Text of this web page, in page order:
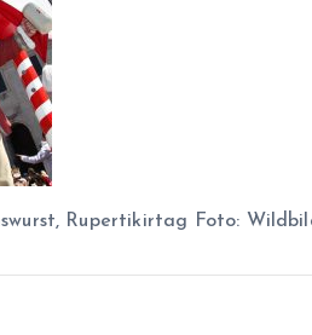
Rupertikirtag Foto: